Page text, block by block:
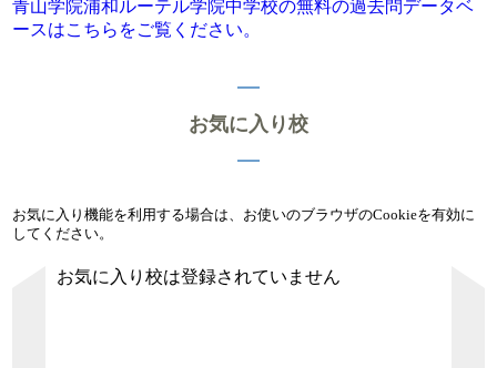
青山学院浦和ルーテル学院中学校の無料の過去問データベ
ースはこちらをご覧ください。
お気に入り校
お気に入り機能を利用する場合は、お使いのブラウザのCookieを有効に
してください。
お気に入り校は登録されていません